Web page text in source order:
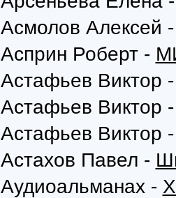
Асмолов Алексей
Асприн Роберт -
Астафьев Виктор
Астафьев Виктор
Астафьев Виктор
Астахов Павел -
Аудиоальманах -